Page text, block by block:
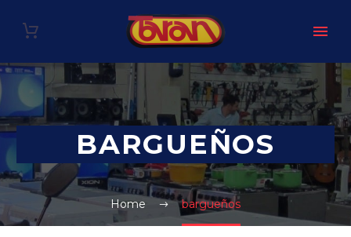
BARGUEÑOS
Home bargueños